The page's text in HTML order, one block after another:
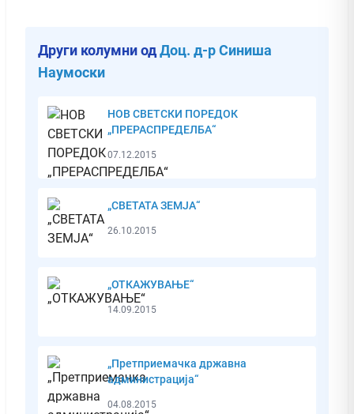
Други колумни одДоц. д-р Синиша
Наумоски
НОВ СВЕТСКИ ПОРЕДОК
„ПРЕРАСПРЕДЕЛБА“
07.12.2015
„СВЕТАТА ЗЕМЈА“
26.10.2015
„ОТКАЖУВАЊЕ“
14.09.2015
„Претприемачка државна
администрација“
04.08.2015